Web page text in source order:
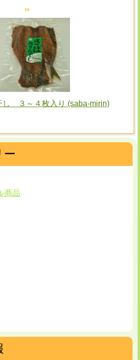
し ３～４枚入り (saba-mirin)
ー
商品